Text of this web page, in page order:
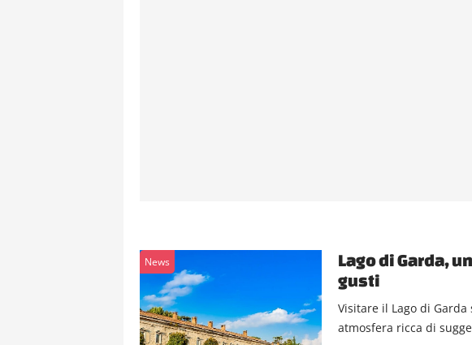
News
Lago di Garda,
gusti
Visitare il Lago di
atmosfera ricca di